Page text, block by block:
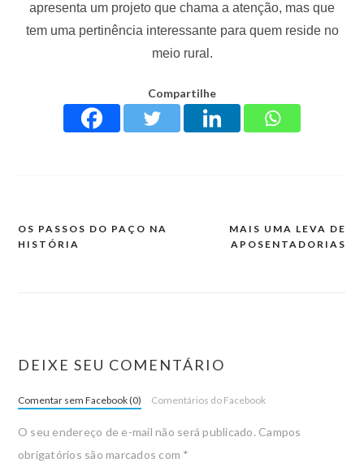
apresenta um projeto que chama a atenção, mas que
tem uma pertinência interessante para quem reside no
meio rural.
Compartilhe
OS PASSOS DO PAÇO NA
HISTÓRIA
MAIS UMA LEVA DE
APOSENTADORIAS
DEIXE SEU COMENTÁRIO
Comentar sem Facebook (0) Comentários do Facebook
O seu endereço de e-mail não será publicado. Campos
obrigatórios são marcados com *